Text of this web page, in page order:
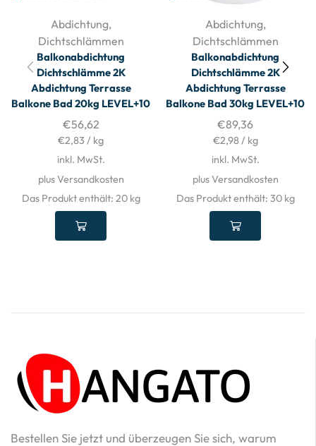
Abdichtung,
Dichtschlämmen
Balkonabdichtung
Dichtschlämme 2K
Abdichtung Terrasse
Balkone Bad 20kg LEVEL+10
€56,62
€2,83 / kg
inkl. MwSt.
plus Versandkosten
Das Produkt enthält: 20 kg
Abdichtung,
Dichtschlämmen
Balkonabdichtung
Dichtschlämme 2K
Abdichtung Terrasse
Balkone Bad 30kg LEVEL+10
€89,36
€2,98/ kg
inkl. MwSt.
plus Versandkosten
Das Produkt enthält: 30 kg
Bestellen Sie jetzt und überzeugen Sie sich, warum